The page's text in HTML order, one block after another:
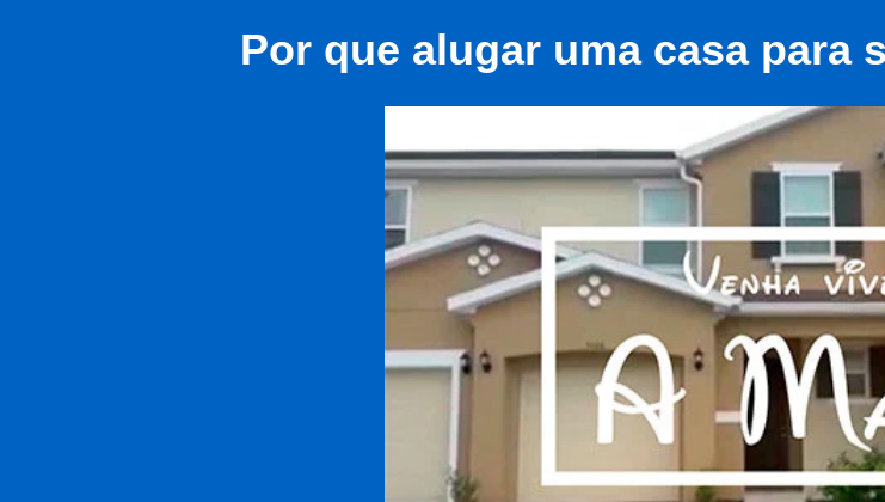
Por que alugar uma casa para